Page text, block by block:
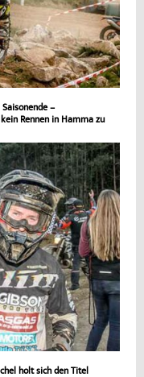
–
Rennen in Hamma zu
holt sich den Titel